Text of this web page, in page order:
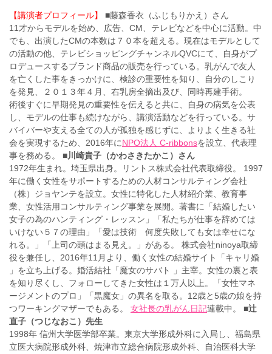
【講演者プロフィール】
■藤森香衣（ふじもりかえ）さん
11才からモデルを始め、広告、CM、テレビなどを中心に活動。中
でも、出演したCMの本数は７０本を超える。現在はモデルとして
の活動の他、テレビショッピングチャンネルQVCにて、自身がプ
ロデュースするブランド商品の販売を行っている。乳がんで友人
を亡くした事をきっかけに、検診の重要性を知り、自分のしこり
を発見、２０１３年４月、右乳房全摘出及び、同時再建手術。
術後すぐに早期発見の重要性を伝えると共に、自身の病気を公表
し、モデルの仕事も続けながら、講演活動などを行っている。サ
バイバーや支える全ての人が孤独を感じずに、よりよく生きる社
会を実現するため、2016年にNPO法人 C-ribbonsを設立、代表理
事を務める。 ■川崎貴子（かわさきたかこ）さん
1972年生まれ。埼玉県出身。リントス株式会社代表取締役。 1997
年に働く女性をサポートするための人材コンサルティング会社
（株）ジョヤンテを設立。女性に特化した人材紹介業、教育事
業、女性活用コンサルティング事業を展開。著書に「結婚したい
女子の為のハンティング・レッスン」「私たちが仕事を辞めては
いけない５７の理由」「愛は技術 何度失敗しても女は幸せにな
れる。」「上司の頭はまる見え。」がある。 株式会社ninoya取締
役を兼任し、2016年11月より、働く女性の結婚サイト「キャリ婚
」を立ち上げる。婚活結社「魔女のサバト 」主宰。女性の裏と表
を知り尽くし、フォローしてきた女性は１万人以上。「女性マネ
ージメントのプロ」「黒魔女」の異名を取る。12歳と5歳の娘を持
つワーキングマザーでもある。 女社長の乳がん日記連載中。 ■辻
直子（つじなおこ）先生
1998年 信州大学医学部卒業。東京大学形成外科に入局し、福島県
立医大病院形成外科、焼津市立総合病院形成外科、自治医科大学